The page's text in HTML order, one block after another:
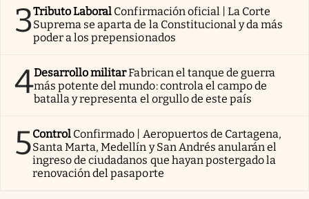
3Tributo Laboral Confirmación oficial | La Corte
Suprema se aparta de la Constitucional y da más
poder a los prepensionados
4Desarrollo militarFabrican el tanque de guerra
más potente del mundo: controla el campo de
batalla y representa el orgullo de este país
5Control Confirmado | Aeropuertos de Cartagena,
Santa Marta, Medellín y San Andrés anularán el
ingreso de ciudadanos que hayan postergado la
renovación del pasaporte